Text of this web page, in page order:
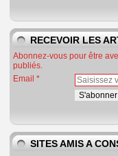
RECEVOIR LES
Abonnez-vous pour être
publiés.
Email
SITES AMIS A